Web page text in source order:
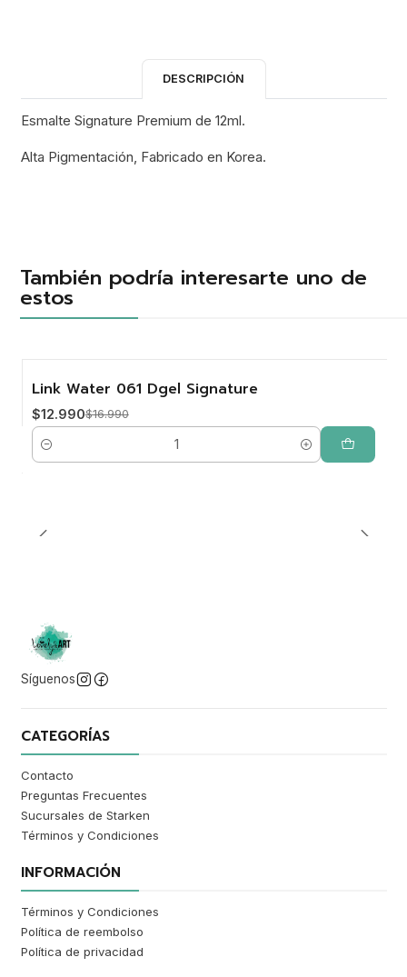
DESCRIPCIÓN
Esmalte Signature Premium de 12ml.
Alta Pigmentación, Fabricado en Korea.
También podría interesarte uno de
estos
Link Water 061 Dgel Signature
$12.990$16.990
Cantidad
Síguenos
CATEGORÍAS
Contacto
Preguntas Frecuentes
Sucursales de Starken
Términos y Condiciones
INFORMACIÓN
Términos y Condiciones
Política de reembolso
Política de privacidad